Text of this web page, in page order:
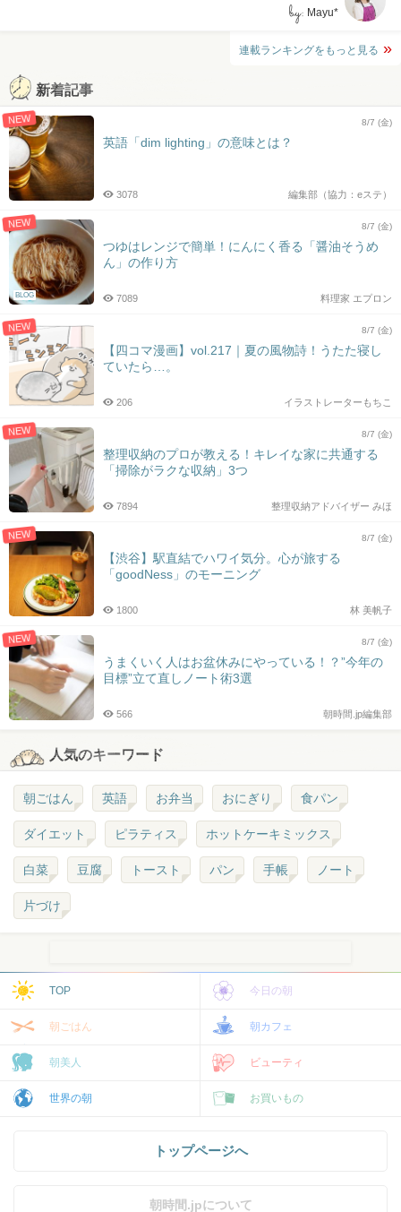
by: Mayu*
連載ランキングをもっと見る
新着記事
NEW 8/7 (金)
英語「dim lighting」の意味とは？
編集部（協力：eステ）
3078
NEW
BLOG
8/7 (金)
つゆはレンジで簡単！にんにく香る「醤油そうめ
ん」の作り方
料理家 エプロン
7089
NEW 8/7 (金)
【四コマ漫画】vol.217｜夏の風物詩！うたた寝し
ていたら…。
イラストレーターもちこ
206
NEW 8/7 (金)
整理収納のプロが教える！キレイな家に共通する
「掃除がラクな収納」3つ
整理収納アドバイザー みほ
7894
NEW 8/7 (金)
【渋谷】駅直結でハワイ気分。心が旅する
「goodNess」のモーニング
林 美帆子
1800
NEW 8/7 (金)
うまくいく人はお盆休みにやっている！？”今年の
目標”立て直しノート術3選
朝時間.jp編集部
566
人気のキーワード
朝ごはん 英語 お弁当 おにぎり 食パン
ダイエット ピラティス ホットケーキミックス
白菜 豆腐 トースト パン 手帳 ノート
片づけ
TOP 今日の朝
朝ごはん 朝カフェ
朝美人 ビューティ
世界の朝 お買いもの
トップページへ
朝時間.jpについて